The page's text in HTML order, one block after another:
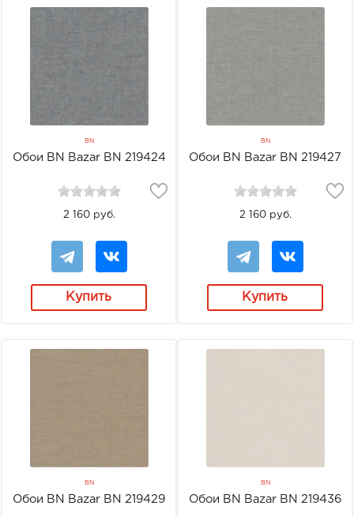
BN
Обои BN Bazar BN 219424
2 160 руб.
Купить
BN
Обои BN Bazar BN 219427
2 160 руб.
Купить
BN
Обои BN Bazar BN 219429
BN
Обои BN Bazar BN 219436